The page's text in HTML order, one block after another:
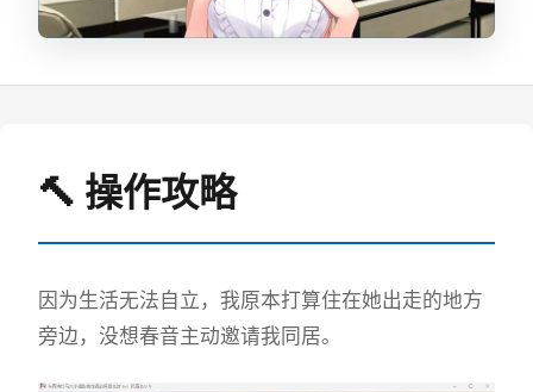
🔨 操作攻略
因为生活无法自立，我原本打算住在她出走的地方
旁边，没想春音主动邀请我同居。